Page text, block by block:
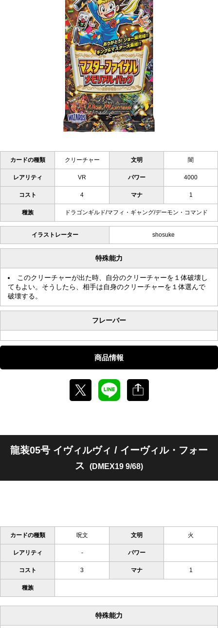
カードの種類 クリーチャー 文明 闇
レアリティ VR パワー 4000
コスト 4 マナ 1
種族 ドラゴンギルド/マフィ・ギャング/デーモン・コマンド
イラストレーター shosuke
特殊能力
このクリーチャーが出た時、自分のクリーチャーを１体破壊し
てもよい。そうしたら、相手は自身のクリーチャーを１体選んで
破壊する。
フレーバー
商品情報
龍装05号 イヴィルヴィ / イーヴィル・フォー
ス
(DMEX19 9/68)
カードの種類 呪文 文明 火
レアリティ - パワー
コスト 3 マナ 1
種族
特殊能力